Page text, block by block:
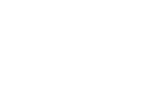
обычный